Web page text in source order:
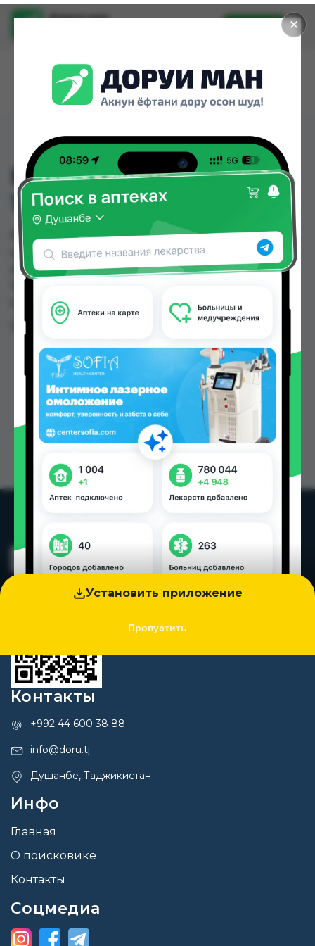
✕
Установить приложение
Пропустить
Доруи ман
Установить
BELLA NOVA CLASSIC
10ШТ
BELLA NOVA CLASSIC 10ШТ можно купить или
заказать в аптеках, Аслфарм №1, Аслфарм №3,
Аслфарм №6, Нишон №1, Нишон №3 по цене от
городах Таджикистана
Цена: от14.00 TJS
Контакты
+992 44 600 38 88
info@doru.tj
Душанбе, Таджикистан
Инфо
Главная
О поисковике
Контакты
Соцмедиа